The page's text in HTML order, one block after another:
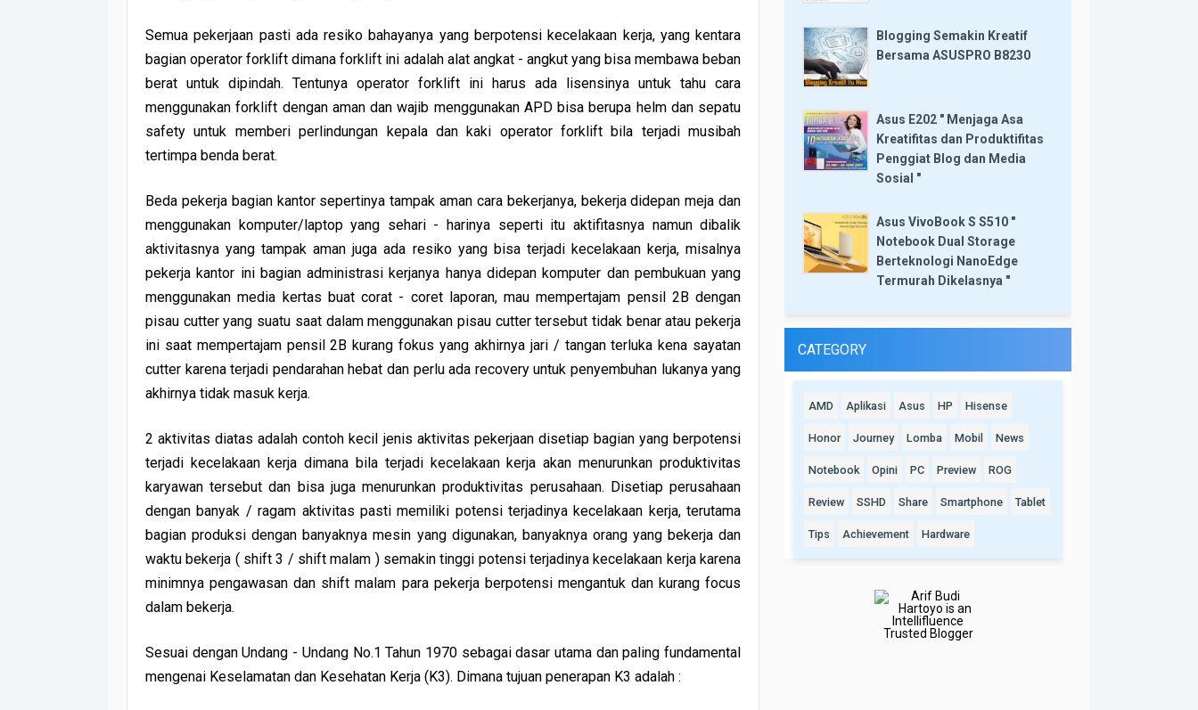
Semua pekerjaan pasti ada resiko bahayanya yang berpotensi kecelakaan kerja, yang kentara
bagian operator forklift dimana forklift ini adalah alat angkat - angkut yang bisa membawa beban
berat untuk dipindah. Tentunya operator forklift ini harus ada lisensinya untuk tahu cara
menggunakan forklift dengan aman dan wajib menggunakan APD bisa berupa helm dan sepatu
safety untuk memberi perlindungan kepala dan kaki operator forklift bila terjadi musibah
tertimpa benda berat.
Beda pekerja bagian kantor sepertinya tampak aman cara bekerjanya, bekerja didepan meja dan
menggunakan komputer/laptop yang sehari - harinya seperti itu aktifitasnya namun dibalik
aktivitasnya yang tampak aman juga ada resiko yang bisa terjadi kecelakaan kerja, misalnya
pekerja kantor ini bagian administrasi kerjanya hanya didepan komputer dan pembukuan yang
menggunakan media kertas buat corat - coret laporan, mau mempertajam pensil 2B dengan
pisau cutter yang suatu saat dalam menggunakan pisau cutter tersebut tidak benar atau pekerja
ini saat mempertajam pensil 2B kurang fokus yang akhirnya jari / tangan terluka kena sayatan
cutter karena terjadi pendarahan hebat dan perlu ada recovery untuk penyembuhan lukanya yang
akhirnya tidak masuk kerja.
2 aktivitas diatas adalah contoh kecil jenis aktivitas pekerjaan disetiap bagian yang berpotensi
terjadi kecelakaan kerja dimana bila terjadi kecelakaan kerja akan menurunkan produktivitas
karyawan tersebut dan bisa juga menurunkan produktivitas perusahaan. Disetiap perusahaan
dengan banyak / ragam aktivitas pasti memiliki potensi terjadinya kecelakaan kerja, terutama
bagian produksi dengan banyaknya mesin yang digunakan, banyaknya orang yang bekerja dan
waktu bekerja ( shift 3 / shift malam ) semakin tinggi potensi terjadinya kecelakaan kerja karena
minimnya pengawasan dan shift malam para pekerja berpotensi mengantuk dan kurang focus
dalam bekerja.
Sesuai dengan Undang - Undang No.1 Tahun 1970 sebagai dasar utama dan paling fundamental
mengenai Keselamatan dan Kesehatan Kerja (K3). Dimana tujuan penerapan K3 adalah :
Blogging Semakin Kreatif
Bersama ASUSPRO B8230
Asus E202 " Menjaga Asa
Kreatifitas dan Produktifitas
Penggiat Blog dan Media
Sosial "
Asus VivoBook S S510 "
Notebook Dual Storage
Berteknologi NanoEdge
Termurah Dikelasnya "
CATEGORY
AMD Aplikasi Asus HP Hisense
Honor Journey Lomba Mobil News
Notebook Opini PC Preview ROG
Review SSHD Share Smartphone Tablet
Tips Achievement Hardware